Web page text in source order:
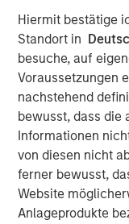
Hiermit bestätige
Standort in
besuche, auf
Voraussetzungen
nachstehend
bewusst, dass die
Informationen
von diesen nicht
ferner bewusst,
Website
Anlageprodukte
streets of
prototypes to real-
uncover the next
companies trading
Have chipmaking
“bubble”? What
builds its way out
around them? And
narrower, what
View Transcript